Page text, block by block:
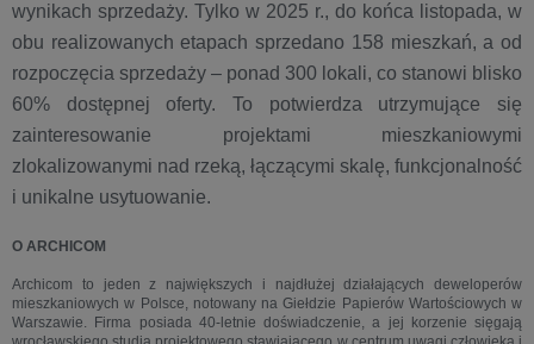
wynikach sprzedaży. Tylko w 2025 r., do końca listopada, w
obu realizowanych etapach sprzedano 158 mieszkań, a od
rozpoczęcia sprzedaży – ponad 300 lokali, co stanowi blisko
60% dostępnej oferty. To potwierdza utrzymujące się
zainteresowanie projektami mieszkaniowymi
zlokalizowanymi nad rzeką, łączącymi skalę, funkcjonalność
i unikalne usytuowanie.
O ARCHICOM
Archicom to jeden z największych i najdłużej działających deweloperów
mieszkaniowych w Polsce, notowany na Giełdzie Papierów Wartościowych w
Warszawie. Firma posiada 40-letnie doświadczenie, a jej korzenie sięgają